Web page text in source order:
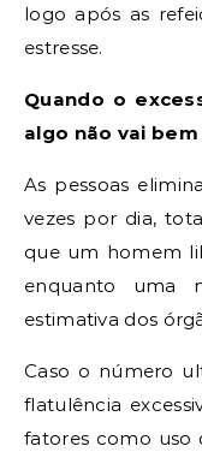
logo após as
estresse.
Quando o
algo não vai bem
As pessoas
vezes por dia,
que um homem
enquanto uma
estimativa dos
Caso o número
flatulência
fatores como uso